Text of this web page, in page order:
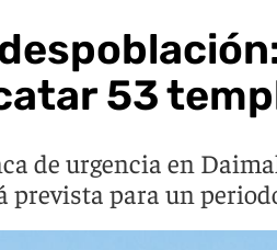
53
de urgencia en
para un